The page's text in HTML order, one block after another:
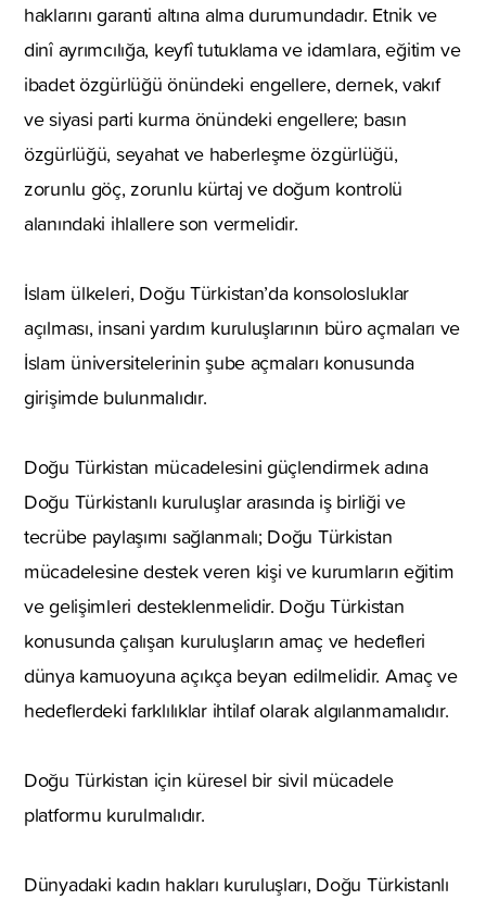
haklarını garanti altına alma durumundadır. Etnik ve
dinî ayrımcılığa, keyfî tutuklama ve idamlara, eğitim ve
ibadet özgürlüğü önündeki engellere, dernek, vakıf
ve siyasi parti kurma önündeki engellere; basın
özgürlüğü, seyahat ve haberleşme özgürlüğü,
zorunlu göç, zorunlu kürtaj ve doğum kontrolü
alanındaki ihlallere son vermelidir.
İslam ülkeleri, Doğu Türkistan’da konsolosluklar
açılması, insani yardım kuruluşlarının büro açmaları ve
İslam üniversitelerinin şube açmaları konusunda
girişimde bulunmalıdır.
Doğu Türkistan mücadelesini güçlendirmek adına
Doğu Türkistanlı kuruluşlar arasında iş birliği ve
tecrübe paylaşımı sağlanmalı; Doğu Türkistan
mücadelesine destek veren kişi ve kurumların eğitim
ve gelişimleri desteklenmelidir. Doğu Türkistan
konusunda çalışan kuruluşların amaç ve hedefleri
dünya kamuoyuna açıkça beyan edilmelidir. Amaç ve
hedeflerdeki farklılıklar ihtilaf olarak algılanmamalıdır.
Doğu Türkistan için küresel bir sivil mücadele
platformu kurulmalıdır.
Dünyadaki kadın hakları kuruluşları, Doğu Türkistanlı